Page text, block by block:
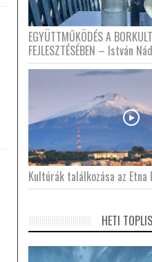
EGYÜTTMŰKÖDÉS A
FEJLESZTÉSÉBEN – István
Kultúrák találkozása az Etna
HETI